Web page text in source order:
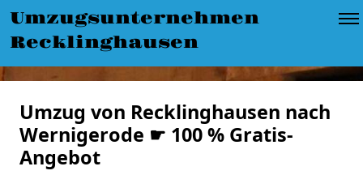
Umzugsunternehmen
Recklinghausen
Umzug von Recklinghausen nach
Wernigerode ☛ 100 % Gratis-
Angebot